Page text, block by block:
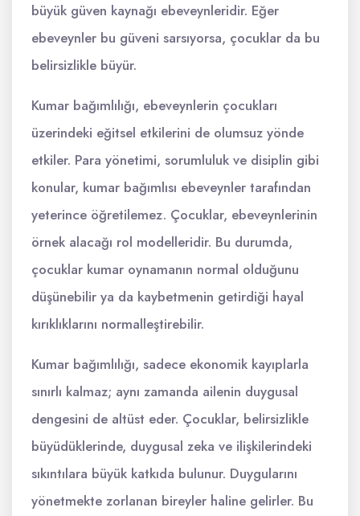
büyük güven kaynağı ebeveynleridir. Eğer
ebeveynler bu güveni sarsıyorsa, çocuklar da bu
belirsizlikle büyür.
Kumar bağımlılığı, ebeveynlerin çocukları
üzerindeki eğitsel etkilerini de olumsuz yönde
etkiler. Para yönetimi, sorumluluk ve disiplin gibi
konular, kumar bağımlısı ebeveynler tarafından
yeterince öğretilemez. Çocuklar, ebeveynlerinin
örnek alacağı rol modelleridir. Bu durumda,
çocuklar kumar oynamanın normal olduğunu
düşünebilir ya da kaybetmenin getirdiği hayal
kırıklıklarını normalleştirebilir.
Kumar bağımlılığı, sadece ekonomik kayıplarla
sınırlı kalmaz; aynı zamanda ailenin duygusal
dengesini de altüst eder. Çocuklar, belirsizlikle
büyüdüklerinde, duygusal zeka ve ilişkilerindeki
sıkıntılara büyük katkıda bulunur. Duygularını
yönetmekte zorlanan bireyler haline gelirler. Bu